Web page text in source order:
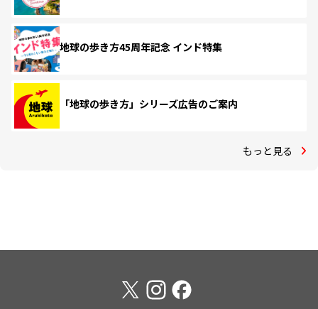
地球の歩き方45周年記念 インド特集
「地球の歩き方」シリーズ広告のご案内
もっと見る